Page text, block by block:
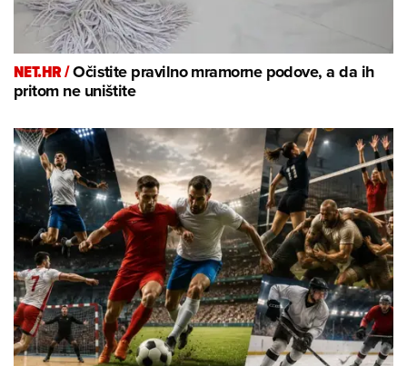
NET.HR /Očistite pravilno mramorne podove, a da ih
pritom ne uništite